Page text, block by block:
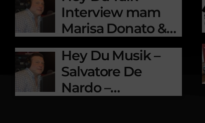
Interview mam
Marisa Donato &
Salvatore de
Nardo
Hey Du Musik –
Salvatore De
Nardo –